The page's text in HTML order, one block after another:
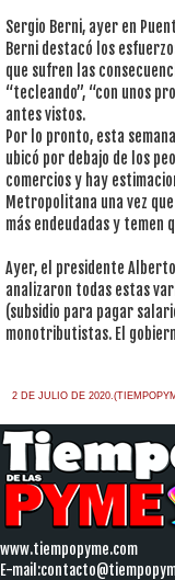
Sergio Berni, ayer en
Berni destacó los
que sufren las
“tecleando”, “con unos
antes vistos.
Por lo pronto, esta
ubicó por debajo de los
comercios y hay
Metropolitana una vez
más endeudadas y temen
Ayer, el presidente
analizaron todas estas
(subsidio para pagar
monotributistas. El
2 DE JULIO DE
www.tiempopyme.com
E-mail: